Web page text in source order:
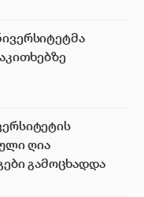
ღია
გამოცხადდა